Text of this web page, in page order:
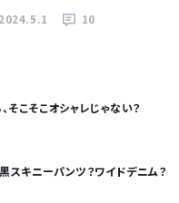
2024.5.1 10
そこそこオシャレじゃない？
キニーパンツ？ワイドデニム？